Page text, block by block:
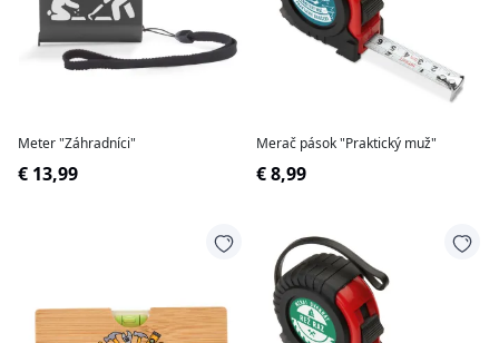
Meter "Záhradníci"
€ 13,99
Merač pások "Praktický muž"
€ 8,99